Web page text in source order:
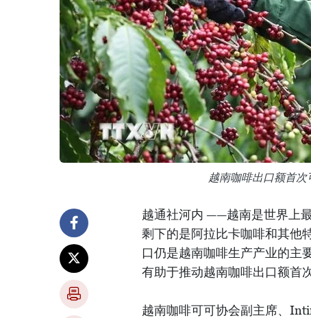
越南咖啡出口额首
越通社河内 ——越南是世界上
剩下的是阿拉比卡咖啡和其他
口仍是越南咖啡生产产业的主
有助于推动越南咖啡出口额首
越南咖啡可可协会副主席、